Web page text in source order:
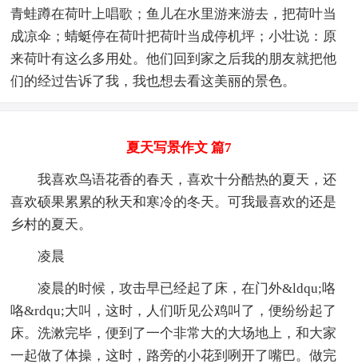
青蛙蹲在荷叶上唱歌；鱼儿在水里游来游去，把荷叶当
成凉伞；蜻蜓停在荷叶把荷叶当成停机坪；小壮说：原
来荷叶有这么多用处。他们回到家之后我的朋友就把他
们的经过告诉了我，我也想去看这美丽的景色。
夏天写景作文 篇7
我喜欢鸟语花香的春天，喜欢十分酷热的夏天，还
喜欢硕果累累的秋天和寒冷的冬天。可我最喜欢的还是
乡村的夏天。
凌晨
凌晨的时候，攻击早已经起了床，在门外&ldqu;咯
咯&rdqu;大叫，这时，人们听见公鸡叫了，便纷纷起了
床。洗漱完毕，便到了一个非常大的大场地上，和大家
一起做了体操，这时，路旁的小花到咧开了嘴巴。做完